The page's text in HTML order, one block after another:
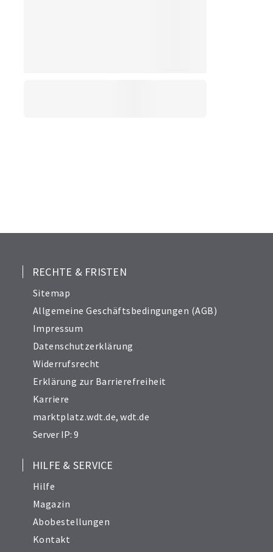
RECHTE & FRISTEN
Sitemap
Allgemeine Geschäftsbedingungen (AGB)
Impressum
Datenschutzerklärung
Widerrufsrecht
Erklärung zur Barrierefreiheit
Karriere
marktplatz.wdt.de,wdt.de
Server IP: 9
HILFE & SERVICE
Hilfe
Magazin
Abobestellungen
Kontakt